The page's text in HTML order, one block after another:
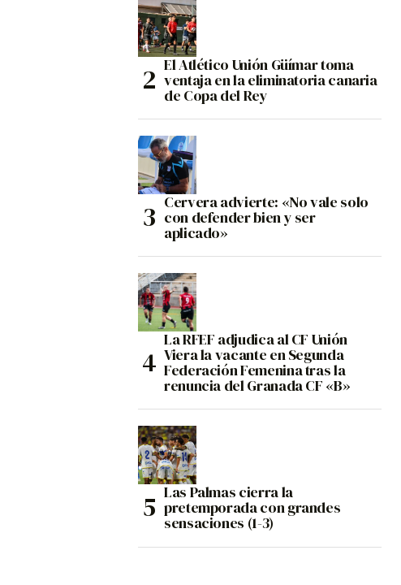
El Atlético Unión Güímar toma
ventaja en la eliminatoria canaria
de Copa del Rey
Cervera advierte: «No vale solo
con defender bien y ser
aplicado»
La RFEF adjudica al CF Unión
Viera la vacante en Segunda
Federación Femenina tras la
renuncia del Granada CF «B»
Las Palmas cierra la
pretemporada con grandes
sensaciones (1-3)